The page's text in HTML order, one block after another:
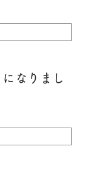
なりまし